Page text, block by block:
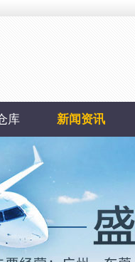
库 新闻资讯